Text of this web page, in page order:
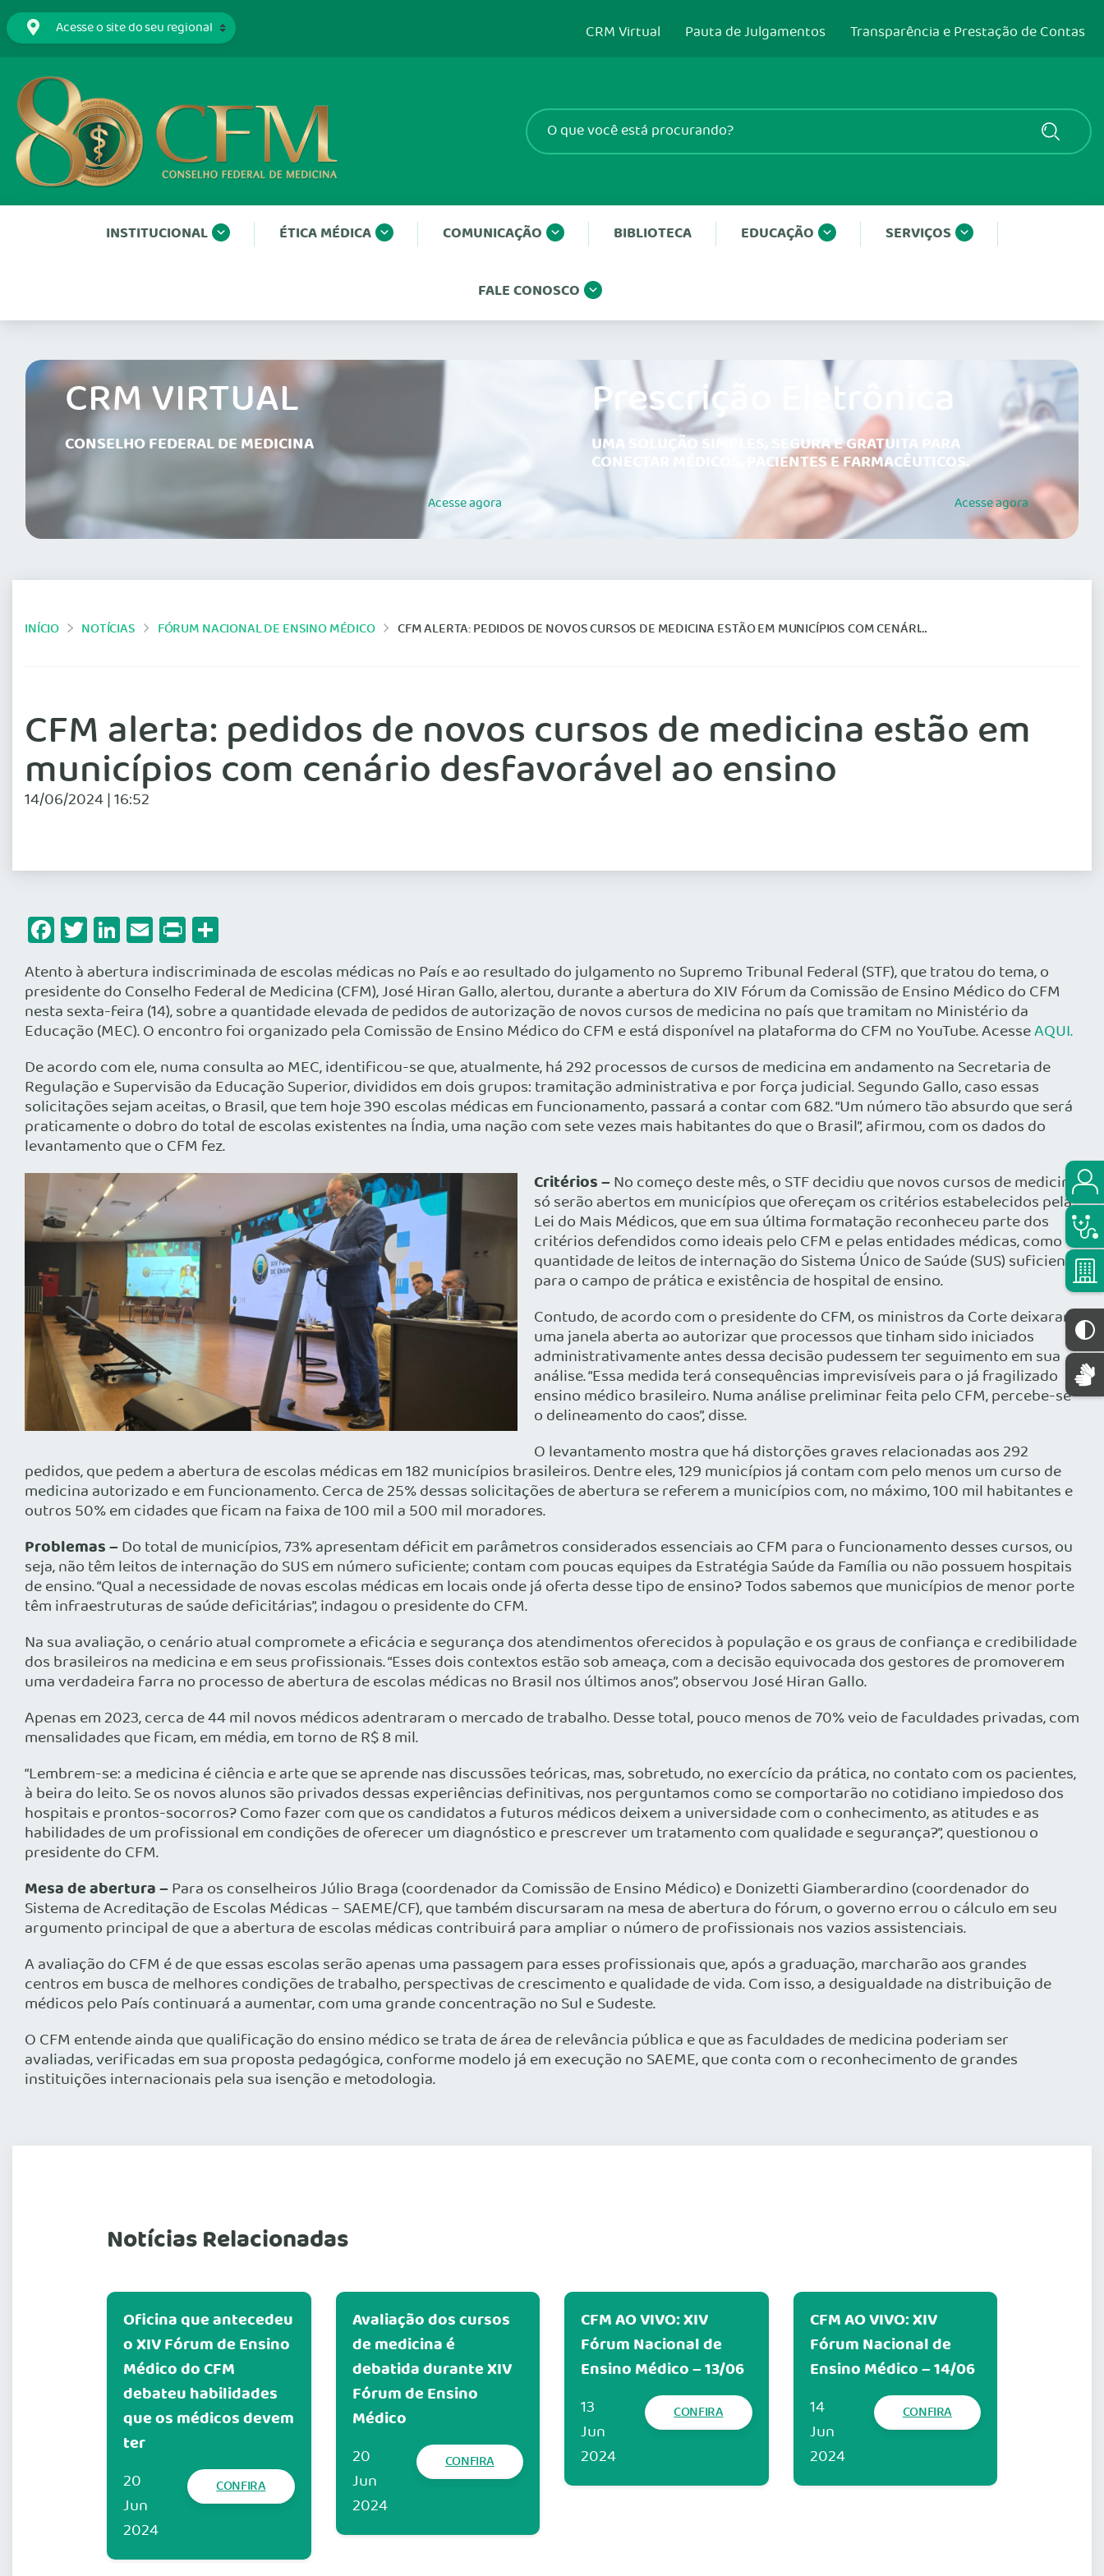
CRM Virtual Pauta de Julgamentos Transparência e Prestação de Contas
INSTITUCIONAL ÉTICA MÉDICA COMUNICAÇÃO BIBLIOTECA EDUCAÇÃO SERVIÇOS
FALE CONOSCO
CRM VIRTUAL
CONSELHO FEDERAL DE MEDICINA
Acesseagora
Prescrição Eletrônica
UMA SOLUÇÃO SIMPLES, SEGURA E GRATUITA PARA
CONECTAR MÉDICOS, PACIENTES E FARMACÊUTICOS.
Acesseagora
INÍCIO NOTÍCIAS FÓRUM NACIONAL DE ENSINO MÉDICO CFM ALERTA: PEDIDOS DE NOVOS CURSOS DE MEDICINA ESTÃO EM MUNICÍPIOS COM CENÁRIO DESFAVORÁVEL AO ENSINO
CFM alerta: pedidos de novos cursos de medicina estão em
municípios com cenário desfavorável ao ensino
14/06/2024 | 16:52
Facebook
Twitter
LinkedIn
Email
Print
Atento à abertura indiscriminada de escolas médicas no País e ao resultado do julgamento no Supremo Tribunal Federal (STF), que tratou do tema, o
presidente do Conselho Federal de Medicina (CFM), José Hiran Gallo, alertou, durante a abertura do XIV Fórum da Comissão de Ensino Médico do CFM
nesta sexta-feira (14), sobre a quantidade elevada de pedidos de autorização de novos cursos de medicina no país que tramitam no Ministério da
Educação (MEC). O encontro foi organizado pela Comissão de Ensino Médico do CFM e está disponível na plataforma do CFM no YouTube. AcesseAQUI.
De acordo com ele, numa consulta ao MEC, identificou-se que, atualmente, há 292 processos de cursos de medicina em andamento na Secretaria de
Regulação e Supervisão da Educação Superior, divididos em dois grupos: tramitação administrativa e por força judicial. Segundo Gallo, caso essas
solicitações sejam aceitas, o Brasil, que tem hoje 390 escolas médicas em funcionamento, passará a contar com 682. “Um número tão absurdo que será
praticamente o dobro do total de escolas existentes na Índia, uma nação com sete vezes mais habitantes do que o Brasil”, afirmou, com os dados do
levantamento que o CFM fez.
Critérios –No começo deste mês, o STF decidiu que novos cursos de medicina
só serão abertos em municípios que ofereçam os critérios estabelecidos pela
Lei do Mais Médicos, que em sua última formatação reconheceu parte dos
critérios defendidos como ideais pelo CFM e pelas entidades médicas, como
quantidade de leitos de internação do Sistema Único de Saúde (SUS) suficiente
para o campo de prática e existência de hospital de ensino.
Contudo, de acordo com o presidente do CFM, os ministros da Corte deixaram
uma janela aberta ao autorizar que processos que tinham sido iniciados
administrativamente antes dessa decisão pudessem ter seguimento em sua
análise. “Essa medida terá consequências imprevisíveis para o já fragilizado
ensino médico brasileiro. Numa análise preliminar feita pelo CFM, percebe-se
o delineamento do caos”, disse.
O levantamento mostra que há distorções graves relacionadas aos 292
pedidos, que pedem a abertura de escolas médicas em 182 municípios brasileiros. Dentre eles, 129 municípios já contam com pelo menos um curso de
medicina autorizado e em funcionamento. Cerca de 25% dessas solicitações de abertura se referem a municípios com, no máximo, 100 mil habitantes e
outros 50% em cidades que ficam na faixa de 100 mil a 500 mil moradores.
Problemas –Do total de municípios, 73% apresentam déficit em parâmetros considerados essenciais ao CFM para o funcionamento desses cursos, ou
seja, não têm leitos de internação do SUS em número suficiente; contam com poucas equipes da Estratégia Saúde da Família ou não possuem hospitais
de ensino. “Qual a necessidade de novas escolas médicas em locais onde já oferta desse tipo de ensino? Todos sabemos que municípios de menor porte
têm infraestruturas de saúde deficitárias”, indagou o presidente do CFM.
Na sua avaliação, o cenário atual compromete a eficácia e segurança dos atendimentos oferecidos à população e os graus de confiança e credibilidade
dos brasileiros na medicina e em seus profissionais. “Esses dois contextos estão sob ameaça, com a decisão equivocada dos gestores de promoverem
uma verdadeira farra no processo de abertura de escolas médicas no Brasil nos últimos anos”, observou José Hiran Gallo.
Apenas em 2023, cerca de 44 mil novos médicos adentraram o mercado de trabalho. Desse total, pouco menos de 70% veio de faculdades privadas, com
mensalidades que ficam, em média, em torno de R$ 8 mil.
“Lembrem-se: a medicina é ciência e arte que se aprende nas discussões teóricas, mas, sobretudo, no exercício da prática, no contato com os pacientes,
à beira do leito. Se os novos alunos são privados dessas experiências definitivas, nos perguntamos como se comportarão no cotidiano impiedoso dos
hospitais e prontos-socorros? Como fazer com que os candidatos a futuros médicos deixem a universidade com o conhecimento, as atitudes e as
habilidades de um profissional em condições de oferecer um diagnóstico e prescrever um tratamento com qualidade e segurança?”, questionou o
presidente do CFM.
Mesa de abertura –Para os conselheiros Júlio Braga (coordenador da Comissão de Ensino Médico) e Donizetti Giamberardino (coordenador do
Sistema de Acreditação de Escolas Médicas – SAEME/CF), que também discursaram na mesa de abertura do fórum, o governo errou o cálculo em seu
argumento principal de que a abertura de escolas médicas contribuirá para ampliar o número de profissionais nos vazios assistenciais.
A avaliação do CFM é de que essas escolas serão apenas uma passagem para esses profissionais que, após a graduação, marcharão aos grandes
centros em busca de melhores condições de trabalho, perspectivas de crescimento e qualidade de vida. Com isso, a desigualdade na distribuição de
médicos pelo País continuará a aumentar, com uma grande concentração no Sul e Sudeste.
O CFM entende ainda que qualificação do ensino médico se trata de área de relevância pública e que as faculdades de medicina poderiam ser
avaliadas, verificadas em sua proposta pedagógica, conforme modelo já em execução no SAEME, que conta com o reconhecimento de grandes
instituições internacionais pela sua isenção e metodologia.
Notícias Relacionadas
Oficina que antecedeu
o XIV Fórum de Ensino
Médico do CFM
debateu habilidades
que os médicos devem
ter
20
Jun
2024
CONFIRA
Avaliação dos cursos
de medicina é
debatida durante XIV
Fórum de Ensino
Médico
20
Jun
2024
CONFIRA
CFM AO VIVO: XIV
Fórum Nacional de
Ensino Médico – 13/06
13
Jun
2024
CONFIRA
CFM AO VIVO: XIV
Fórum Nacional de
Ensino Médico – 14/06
14
Jun
2024
CONFIRA